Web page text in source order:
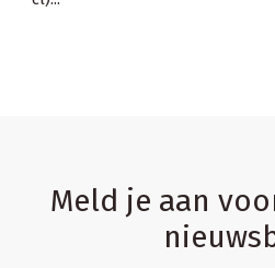
Meld je aan